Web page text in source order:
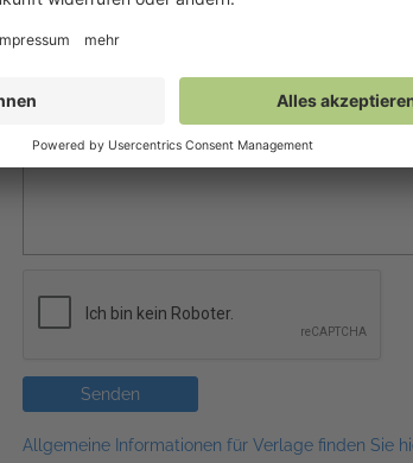
Senden
Allgemeine Informationen für Verlage finden Sie